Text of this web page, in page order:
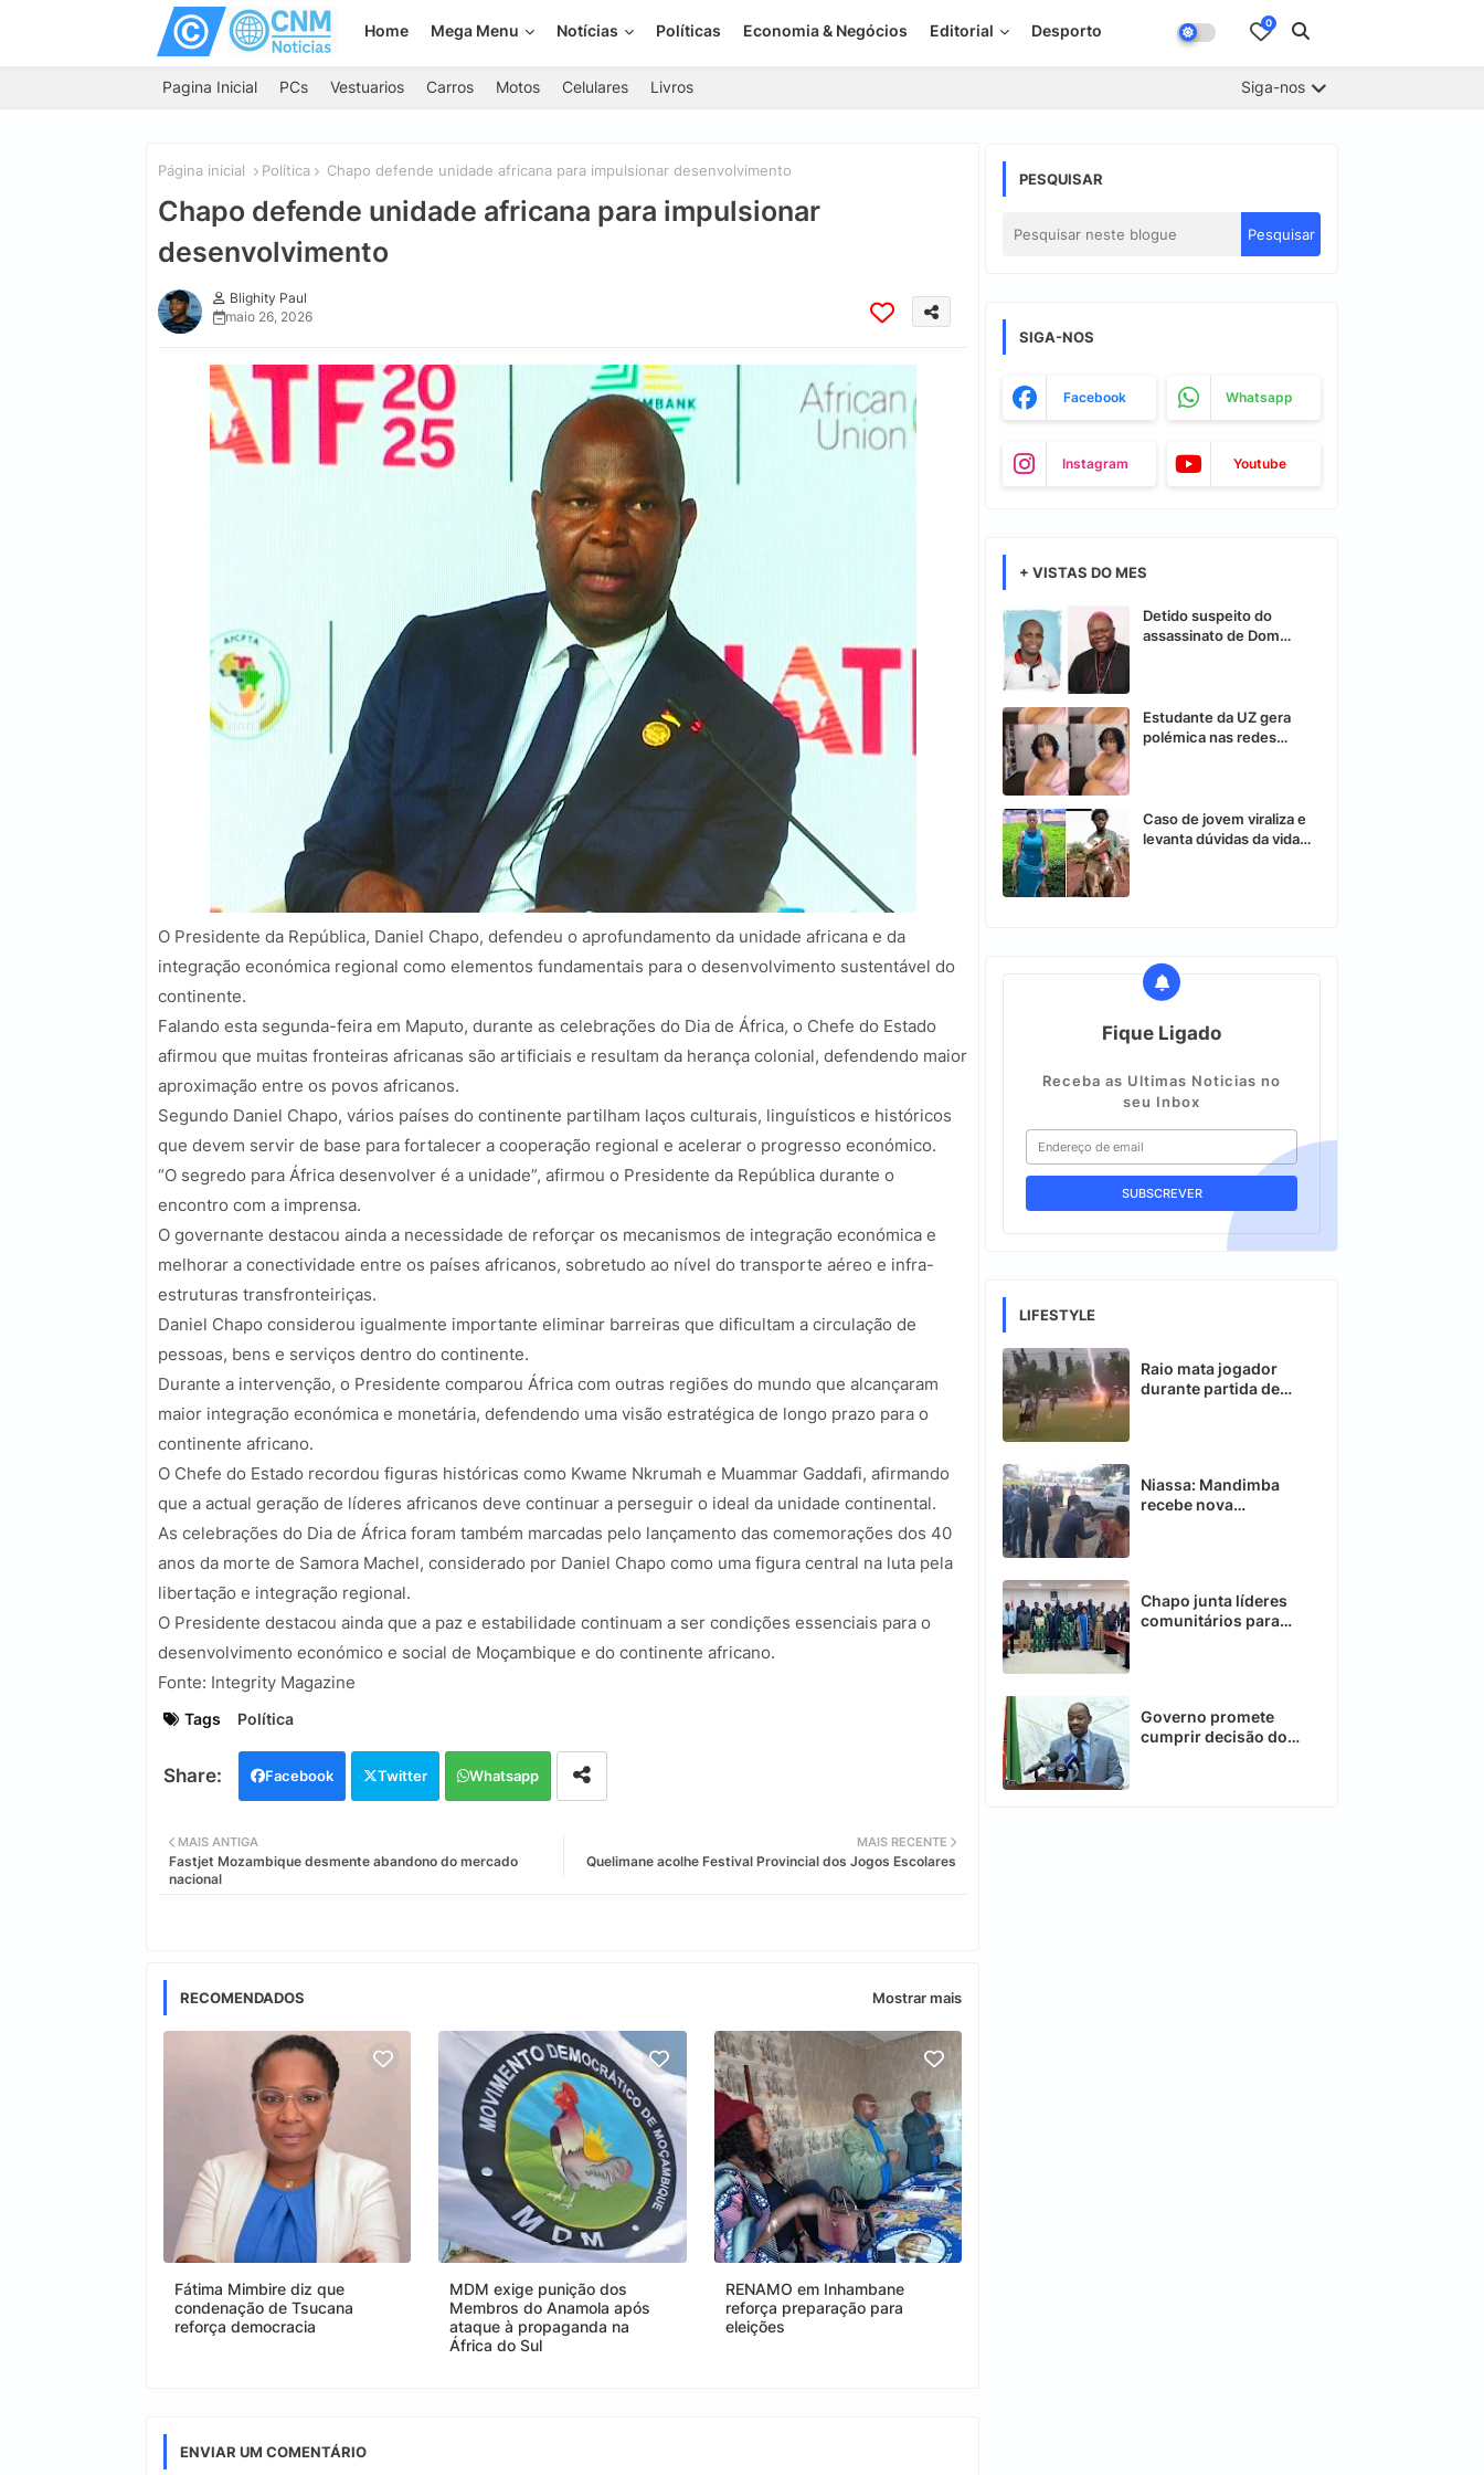
Home Mega Menu Notícias Políticas Economia & Negócios Editorial Desporto 0
Pagina Inicial PCs Vestuarios Carros Motos Celulares Livros Siga-nos
Página inicial Política Chapo defende unidade africana para impulsionar desenvolvimento
Chapo defende unidade africana para impulsionar
desenvolvimento
Blighity Paul
maio 26, 2026
O Presidente da República, Daniel Chapo, defendeu o aprofundamento da unidade africana e da
integração económica regional como elementos fundamentais para o desenvolvimento sustentável do
continente.
Falando esta segunda-feira em Maputo, durante as celebrações do Dia de África, o Chefe do Estado
afirmou que muitas fronteiras africanas são artificiais e resultam da herança colonial, defendendo maior
aproximação entre os povos africanos.
Segundo Daniel Chapo, vários países do continente partilham laços culturais, linguísticos e históricos
que devem servir de base para fortalecer a cooperação regional e acelerar o progresso económico.
“O segredo para África desenvolver é a unidade”, afirmou o Presidente da República durante o
encontro com a imprensa.
O governante destacou ainda a necessidade de reforçar os mecanismos de integração económica e
melhorar a conectividade entre os países africanos, sobretudo ao nível do transporte aéreo e infra-
estruturas transfronteiriças.
Daniel Chapo considerou igualmente importante eliminar barreiras que dificultam a circulação de
pessoas, bens e serviços dentro do continente.
Durante a intervenção, o Presidente comparou África com outras regiões do mundo que alcançaram
maior integração económica e monetária, defendendo uma visão estratégica de longo prazo para o
continente africano.
O Chefe do Estado recordou figuras históricas como Kwame Nkrumah e Muammar Gaddafi, afirmando
que a actual geração de líderes africanos deve continuar a perseguir o ideal da unidade continental.
As celebrações do Dia de África foram também marcadas pelo lançamento das comemorações dos 40
anos da morte de Samora Machel, considerado por Daniel Chapo como uma figura central na luta pela
libertação e integração regional.
O Presidente destacou ainda que a paz e estabilidade continuam a ser condições essenciais para o
desenvolvimento económico e social de Moçambique e do continente africano.
Fonte: Integrity Magazine
Tags Política
Facebook Twitter Whatsapp
MAIS RECENTE
Quelimane acolhe Festival Provincial dos Jogos Escolares
MAIS ANTIGA
Fastjet Mozambique desmente abandono do mercado
nacional
RECOMENDADOS Mostrar mais
Fátima Mimbire diz que
condenação de Tsucana
reforça democracia
MDM exige punição dos
Membros do Anamola após
ataque à propaganda na
África do Sul
RENAMO em Inhambane
reforça preparação para
eleições
ENVIAR UM COMENTÁRIO
PESQUISAR
SIGA-NOS
Facebook Whatsapp
Instagram Youtube
+ VISTAS DO MES
Detido suspeito do
assassinato de Dom
Estudante da UZ gera
polémica nas redes
Caso de jovem viraliza e
levanta dúvidas da vida
Fique Ligado
Receba as Ultimas Noticias no
seu Inbox
LIFESTYLE
Raio mata jogador
durante partida de
Niassa: Mandimba
recebe nova
Chapo junta líderes
comunitários para
Governo promete
cumprir decisão do